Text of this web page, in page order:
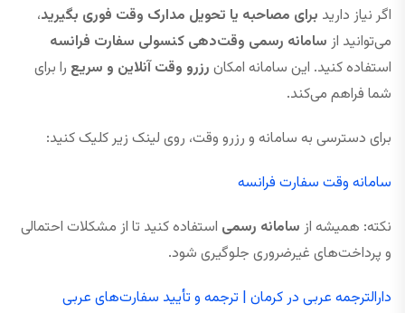
اگر نیاز دارید برای مصاحبه یا تحویل مدارک وقت فوری بگیرید،
می‌توانید از سامانه رسمی وقت‌دهی کنسولی سفارت فرانسه
استفاده کنید. این سامانه امکان رزرو وقت آنلاین و سریع را برای
شما فراهم می‌کند.
برای دسترسی به سامانه و رزرو وقت، روی لینک زیر کلیک کنید:
سامانه وقت سفارت فرانسه
نکته: همیشه از سامانه رسمی استفاده کنید تا از مشکلات احتمالی
و پرداخت‌های غیرضروری جلوگیری شود.
دارالترجمه عربی در کرمان | ترجمه و تأیید سفارت‌های عربی